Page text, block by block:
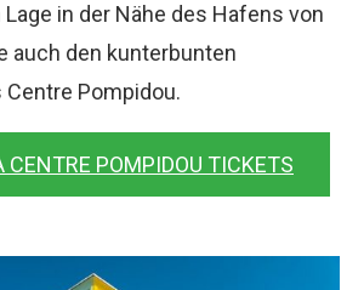
in der Nähe des Hafens von
auch den kunterbunten
Pompidou.
CENTRE POMPIDOU TICKETS